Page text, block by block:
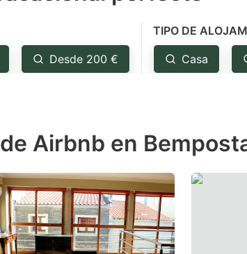
mark
key
the
shortcuts
for
changing
dates.
Desde 200 €
TIPO DE
Casa
Airbnb en